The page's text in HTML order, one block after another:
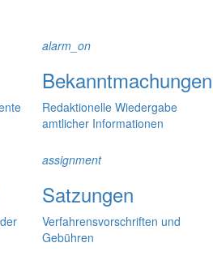
alarm_on
Bekanntmachungen
Redaktionelle Wiedergabe
amtlicher Informationen
assignment
Satzungen
Verfahrensvorschriften und
Gebühren